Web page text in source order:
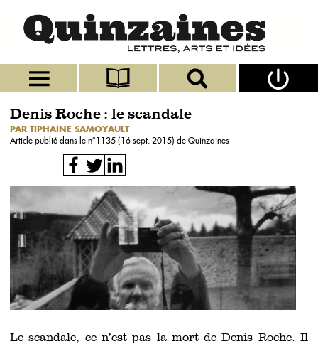
Denis Roche : le scandale
PAR TIPHAINE SAMOYAULT
Article publié dans le n°1135 (16 sept. 2015) de Quinzaines
Le scandale, ce n’est pas la mort de Denis Roche. Il